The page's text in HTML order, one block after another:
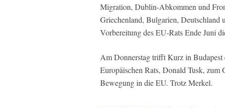
Migration, Dublin-Abkommen und
Griechenland, Bulgarien, Deutschland
Vorbereitung des EU-Rats Ende Juni
Am Donnerstag trifft Kurz in Budapest
Europäischen Rats, Donald Tusk,
Bewegung in die EU. Trotz Merkel.